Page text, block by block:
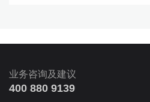
业务咨询及建议
400 880 9139